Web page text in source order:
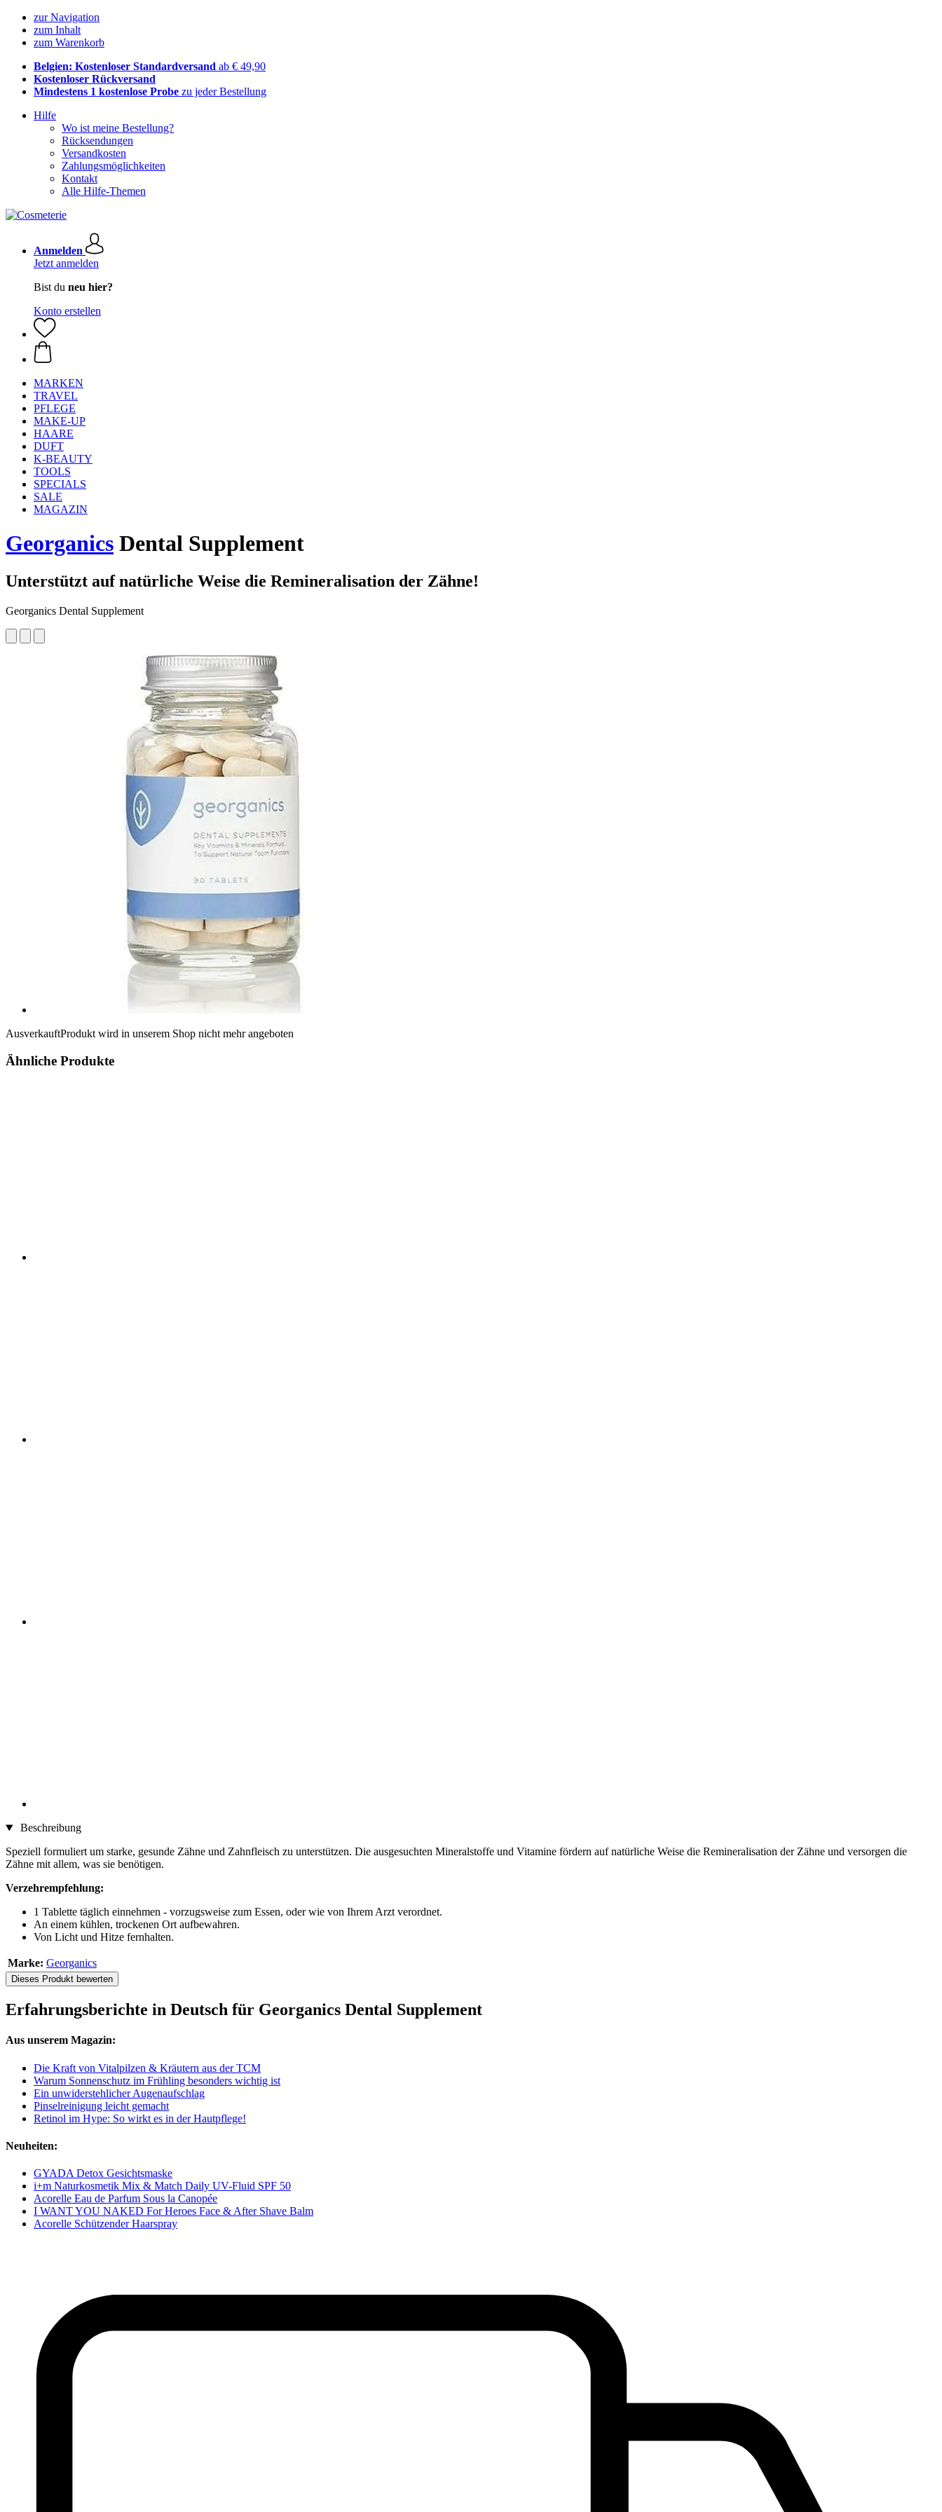
zur Navigation
zum Inhalt
zum Warenkorb
Belgien: Kostenloser Standardversand ab € 49,90
Kostenloser Rückversand
Mindestens 1 kostenlose Probe zu jeder Bestellung
Hilfe
Wo ist meine Bestellung?
Rücksendungen
Versandkosten
Zahlungsmöglichkeiten
Kontakt
Alle Hilfe-Themen
Anmelden
Jetzt anmelden
Bist du neu hier?
Konto erstellen
MARKEN
TRAVEL
PFLEGE
MAKE-UP
HAARE
DUFT
K-BEAUTY
TOOLS
SPECIALS
SALE
MAGAZIN
Georganics Dental Supplement
Unterstützt auf natürliche Weise die Remineralisation der Zähne!
Georganics Dental Supplement
AusverkauftProdukt wird in unserem Shop nicht mehr angeboten
Ähnliche Produkte
Beschreibung
Speziell formuliert um starke, gesunde Zähne und Zahnfleisch zu unterstützen. Die ausgesuchten Mineralstoffe und Vitamine fördern auf natürliche Weise die Remineralisation der Zähne und versorgen die
Zähne mit allem, was sie benötigen.
Verzehrempfehlung:
1 Tablette täglich einnehmen - vorzugsweise zum Essen, oder wie von Ihrem Arzt verordnet.
An einem kühlen, trockenen Ort aufbewahren.
Von Licht und Hitze fernhalten.
Marke: Georganics
Dieses Produkt bewerten
Erfahrungsberichte in Deutsch für Georganics Dental Supplement
Aus unserem Magazin:
Die Kraft von Vitalpilzen & Kräutern aus der TCM
Warum Sonnenschutz im Frühling besonders wichtig ist
Ein unwiderstehlicher Augenaufschlag
Pinselreinigung leicht gemacht
Retinol im Hype: So wirkt es in der Hautpflege!
Neuheiten:
GYADA Detox Gesichtsmaske
i+m Naturkosmetik Mix & Match Daily UV-Fluid SPF 50
Acorelle Eau de Parfum Sous la Canopée
I WANT YOU NAKED For Heroes Face & After Shave Balm
Acorelle Schützender Haarspray